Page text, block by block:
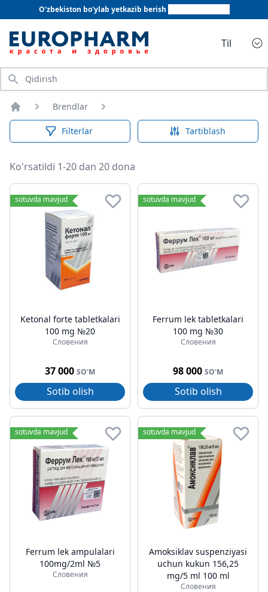
O'zbekiston bo'ylab yetkazib berish
Til
Qidirish
Bosh sahifa
Brendlar
Filterlar Tartiblash
Ko'rsatildi 1-20 dan 20 dona
sotuvda mavjud
Ketonal forte tabletkalari
100 mg №20
Словения
37 000 SO'M
Sotib olish
sotuvda mavjud
Ferrum lek tabletkalari
100 mg №30
Словения
98 000 SO'M
Sotib olish
sotuvda mavjud
Ferrum lek ampulalari
100mg/2ml №5
Словения
sotuvda mavjud
Amoksiklav suspenziyasi
uchun kukun 156,25
mg/5 ml 100 ml
Словения